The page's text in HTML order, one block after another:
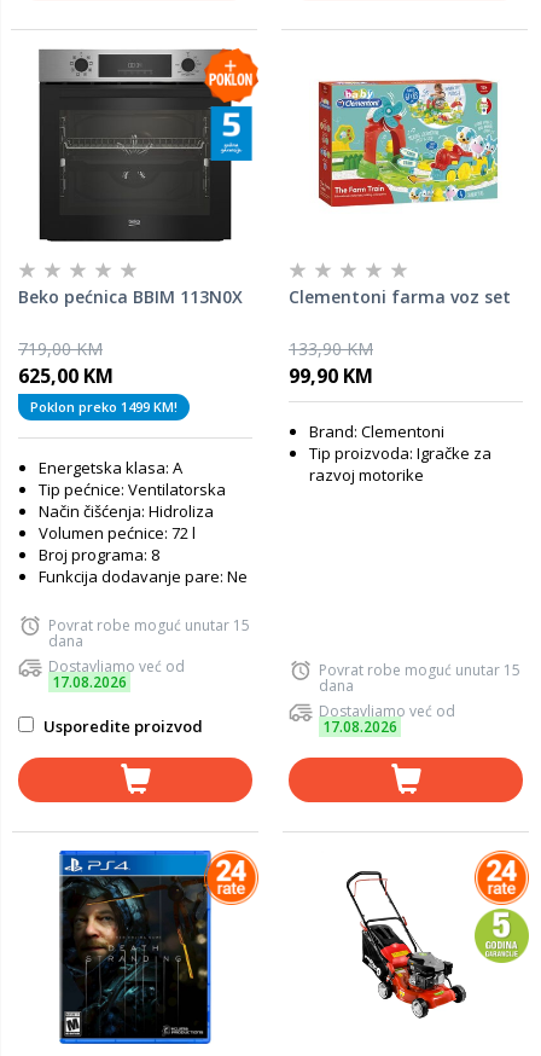
Beko pećnica BBIM 113N0X
719,00 KM
625,00 KM
Poklon preko 1499 KM!
Energetska klasa: A
Tip pećnice: Ventilatorska
Način čišćenja: Hidroliza
Volumen pećnice: 72 l
Broj programa: 8
Funkcija dodavanje pare: Ne
Povrat robe moguć unutar 15
dana
Dostavljamo već od
17.08.2026
Usporedite proizvod
Clementoni farma voz set
133,90 KM
99,90 KM
Brand: Clementoni
Tip proizvoda: Igračke za
razvoj motorike
Povrat robe moguć unutar 15
dana
Dostavljamo već od
17.08.2026